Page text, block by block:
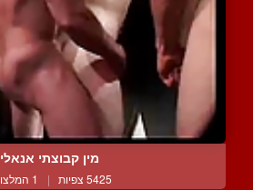
מין קבוצתי אנאלי
5425 צפיות | 1 המלצות